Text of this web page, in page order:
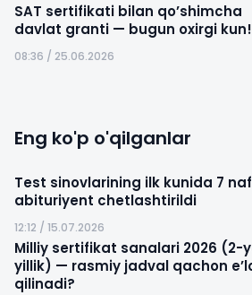
SAT sertifikati bilan qo’shimcha
davlat granti — bugun oxirgi kun!
08:36 / 25.06.2026
Eng ko'p o'qilganlar
Test sinovlarining ilk kunida 7
abituriyent chetlashtirildi
12:12 / 15.07.2026
Milliy sertifikat sanalari 2026 (2-
yillik) — rasmiy jadval qachon
qilinadi?